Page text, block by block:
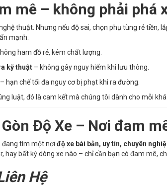
mê – không phải phá
thuật. Nhưng nếu độ sai, chọn phụ tùng rẻ tiền,
mạnh:
ham đồ rẻ, kém chất lượng.
kỹ thuật– không gây nguy hiểm khi lưu thông.
– hạn chế tối đa nguy cơ bị phạt khi ra đường.
luật, đó là cam kết mà chúng tôi dành cho mỗi
Độ Xe – Nơi đam
đang tìm một nơi độ xe bài bản, uy tín, chuyên
hay bất kỳ dòng xe nào – chỉ cần bạn có đam mê,
Hệ